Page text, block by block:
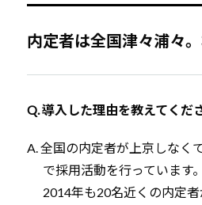
内定者は全国津々浦々
Q. 導入した理由を教えてくだ
A. 全国の内定者が上京しなく
で採用活動を行っています。
2014年も20名近くの内定